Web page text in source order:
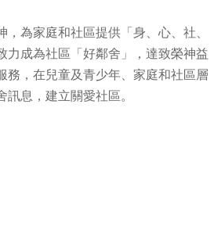
為家庭和社區提供「身、心、社、
力成為社區「好鄰舍」，達致榮神益
務，在兒童及青少年、家庭和社區層
息，建立關愛社區。